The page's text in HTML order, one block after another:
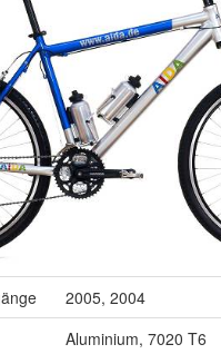
2005, 2004
Aluminium, 7020 T6